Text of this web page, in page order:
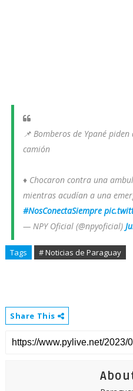
📌 Bomberos de Ypané
camión
♦️ Chocaron contra una
mientras acudían a una
#NosConectaSiempre
— NPY Oficial (@npyoficial)
Tags # Noticias de Paraguay
Share This